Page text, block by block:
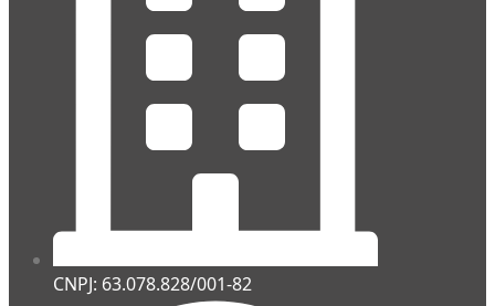
CNPJ: 63.078.828/001-82